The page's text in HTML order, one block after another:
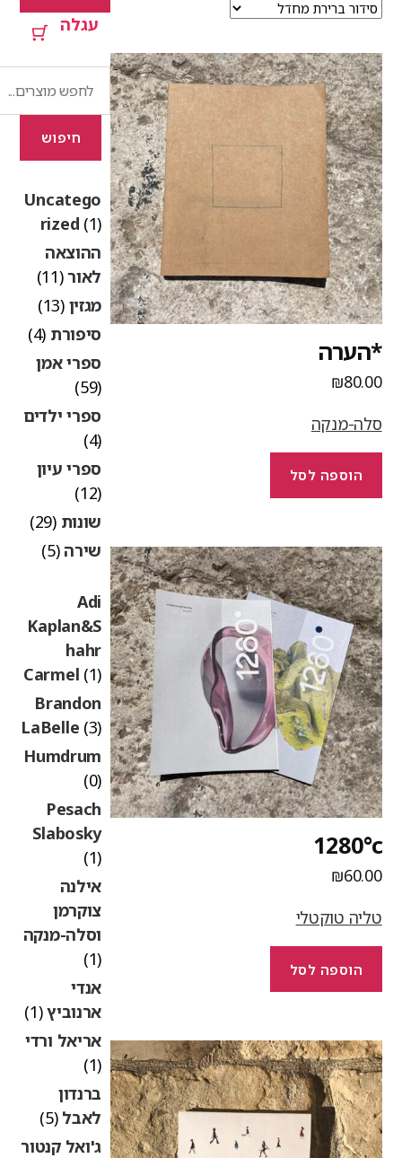
₪
מנקה
הוספה לסל
₪
טוקטלי
הוספה לסל
עגלה
חיפוש
חיפוש
Uncatego
rized (1)
ההוצאה
לאור(11)
מגזין(13)
סיפורת(4)
ספרי אמן
ספרי ילדים
ספרי עיון
שונות(29)
שירה(5)
Adi
Kaplan&S
hahr
Carmel (1)
Brandon
LaBelle (3)
Humdrum
(0)
Pesach
Slabosky
אילנה
צוקרמן
וסלה-מנקה
אנדי
ארנוביץ(1)
אריאל ורדי
(1)
ברנדון
לאבל(5)
ג'ואל קנטור